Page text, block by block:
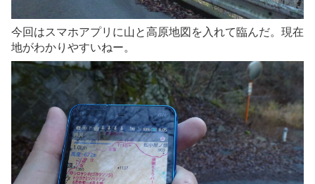
今回はスマホアプリに山と高原地図を入れて臨んだ。現在
地がわかりやすいねー。